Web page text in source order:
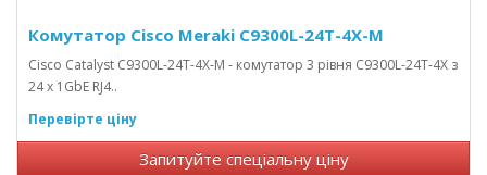
Комутатор Cisco Meraki C9300L-24T-4X-M
Cisco Catalyst C9300L-24T-4X-M - комутатор 3 рівня C9300L-24T-4X з
24 x 1GbE RJ4..
Перевірте ціну
Запитуйте спеціальну ціну